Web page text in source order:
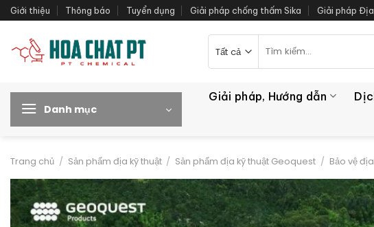
Bỏ
qua
dung
Giới thiệu Thông báo Tuyển dụng Giải pháp chống thấm Sika Giải pháp
kiếm:
Danh mục
Giải pháp, Hướng dẫn
Trang chủ / Sản phẩm địa kỹ thuật / Sản phẩm địa kỹ thuật Geoquest / Bảo vệ